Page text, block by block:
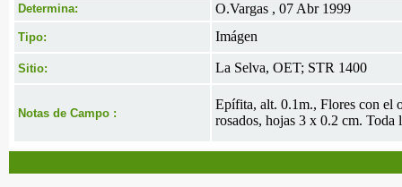
Determina:
O.Vargas , 07 Abr 1999
Tipo: Imágen
Sitio: La Selva, OET; STR 1400
Notas de Campo :
Epífita, alt. 0.1m., Flores con el
rosados, hojas 3 x 0.2 cm. Toda